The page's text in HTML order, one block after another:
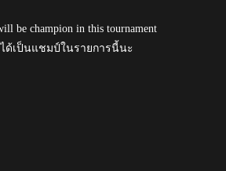
be champion in this tournament
เป็นแชมป์ในรายการนี้นะ